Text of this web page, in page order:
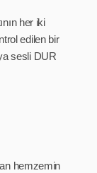
her iki
edilen bir
sesli DUR
hemzemin